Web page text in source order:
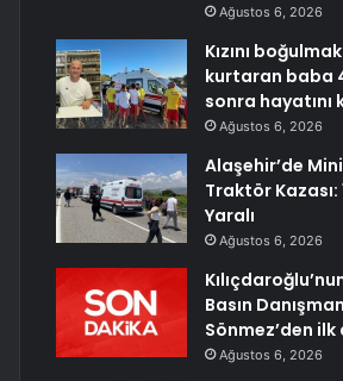
Ağustos 6, 2026
Kızını
kurtaran baba
sonra
Ağustos 6, 2026
Alaşehir’de
Traktör Kazası:
Yaralı
Ağustos 6, 2026
Basın
Sönmez’den ilk
Ağustos 6, 2026